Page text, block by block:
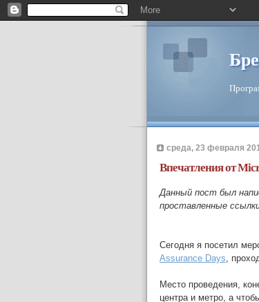
среда, 23 февраля
Впечатления от
Данный пост был
проставленные
Сегодня я посетил
Assurance Days,
Место проведения,
центра и метро, а